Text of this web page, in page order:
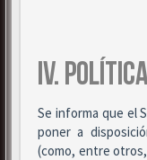
IV.
Se informa que el
poner a
(como, entre